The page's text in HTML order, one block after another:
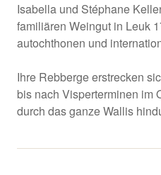
Isabella und Stéphane
familiären Weingut in Leuk
autochthonen und
Ihre Rebberge erstrecken
bis nach Visperterminen im
durch das ganze Wallis